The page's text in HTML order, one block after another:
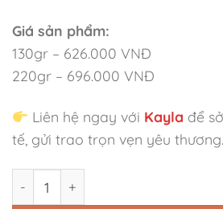
Giá sản phẩm:
130gr – 626.000 VNĐ
220gr – 696.000 VNĐ
Liên hệ ngay với Kayla để
tế, gửi trao trọn vẹn yêu thương.